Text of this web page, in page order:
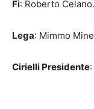
Fi: Roberto Celano.
Lega: Mimmo
Cirielli Presidente